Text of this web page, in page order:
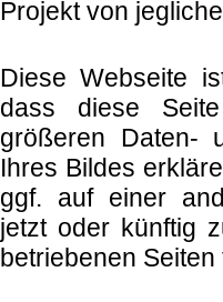
Projekt von
Diese Webseite
dass diese
größeren Daten-
Ihres Bildes
ggf. auf einer
jetzt oder künftig
betriebenen